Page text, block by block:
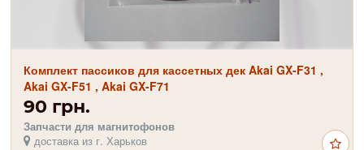
Комплект пассиков для кассетных дек Akai GX-F31 ,
Akai GX-F51 , Akai GX-F71
90 грн.
Запчасти для магнитофонов
доставка из г. Харьков